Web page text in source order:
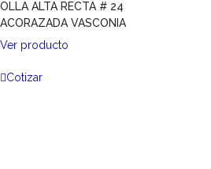
OLLA ALTA RECTA # 24
ACORAZADA VASCONIA
Ver producto
Cotizar